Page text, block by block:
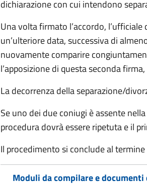
dichiarazione con cui intendono
Una volta firmato l’accordo,
un’ulteriore data, successiva di
nuovamente comparire
l’apposizione di questa seconda
La decorrenza della separazione/
Se uno dei due coniugi è assente
procedura dovrà essere ripetuta e il
Il procedimento si conclude al
Moduli da compilare e documenti